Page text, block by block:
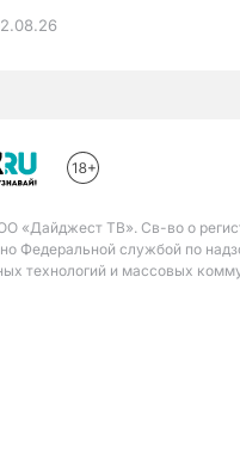
«Дайджест ТВ». Св-во о
Федеральной службой по
технологий и массовых